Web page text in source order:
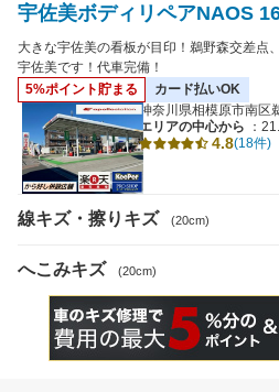
宇佐美ボディリペアNAOS
大きな宇佐美の看板が目印！鵜野森交差点
宇佐美です！代車完備！
5%ポイント貯まる
カード払いOK
神奈川県相模原市南区
エリアの中心から
：
4.8(18件)
線キズ・擦りキズ (20cm)
へこみキズ (20cm)